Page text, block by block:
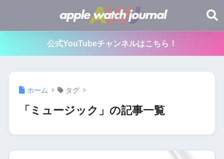
公式YouTubeチャンネルはこちら！
ホーム タグ
「ミュージック」の記事一覧